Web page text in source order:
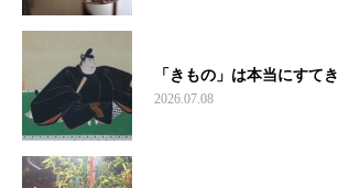
「きもの」は本当にすてき
2026.07.08